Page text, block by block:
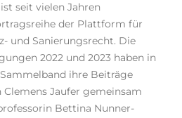
seit vielen Jahren
der Plattform für
und Sanierungsrecht. Die
2022 und 2023 haben in
ihre Beiträge
Jaufer gemeinsam
Bettina Nunner-